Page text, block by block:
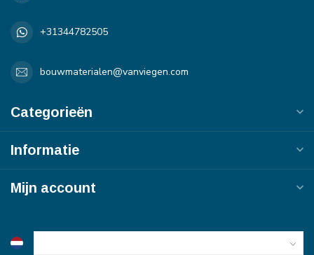
+31344782505
bouwmaterialen@vanviegen.com
Categorieën
Informatie
Mijn account